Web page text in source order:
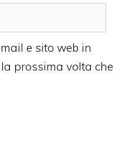
e sito web in
prossima volta che